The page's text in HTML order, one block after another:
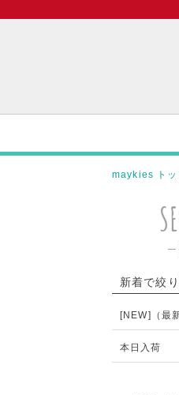
maykies トッ
─
新着で絞
[NEW]（最
本日入荷